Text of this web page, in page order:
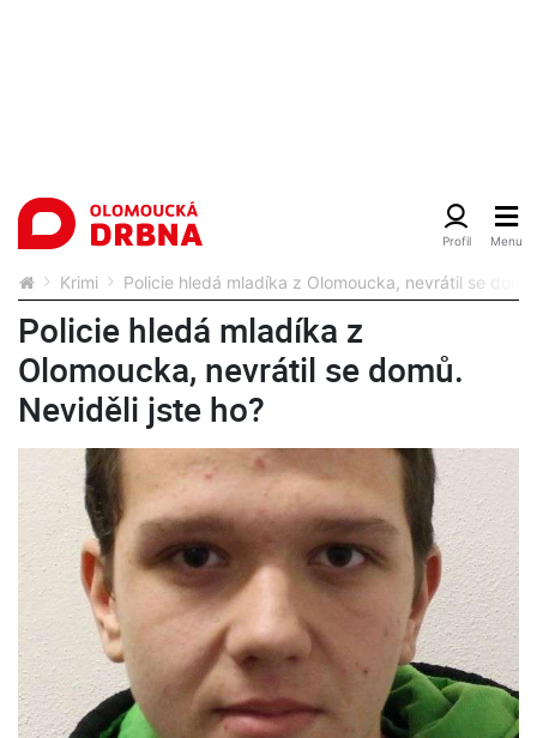
Krimi Policie hledá mladíka z Olomoucka, nevrátil se
Policie hledá mladíka z
Olomoucka, nevrátil se domů.
Neviděli jste ho?